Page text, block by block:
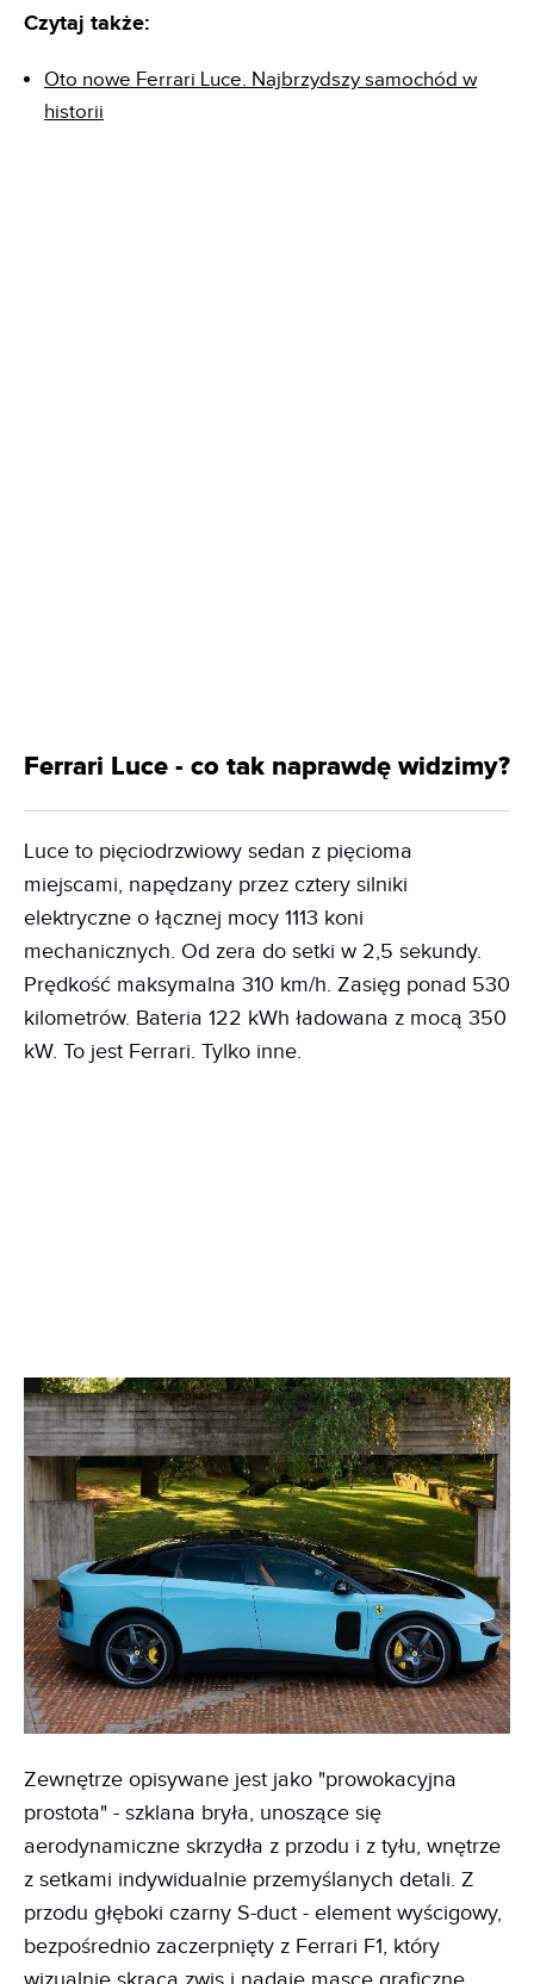
Czytaj także:
Oto nowe Ferrari Luce. Najbrzydszy samochód w
historii
Ferrari Luce - co tak naprawdę widzimy?
Luce to pięciodrzwiowy sedan z pięcioma
miejscami, napędzany przez cztery silniki
elektryczne o łącznej mocy 1113 koni
mechanicznych. Od zera do setki w 2,5 sekundy.
Prędkość maksymalna 310 km/h. Zasięg ponad 530
kilometrów. Bateria 122 kWh ładowana z mocą 350
kW. To jest Ferrari. Tylko inne.
Zewnętrze opisywane jest jako "prowokacyjna
prostota" - szklana bryła, unoszące się
aerodynamiczne skrzydła z przodu i z tyłu, wnętrze
z setkami indywidualnie przemyślanych detali. Z
przodu głęboki czarny S-duct - element wyścigowy,
bezpośrednio zaczerpnięty z Ferrari F1, który